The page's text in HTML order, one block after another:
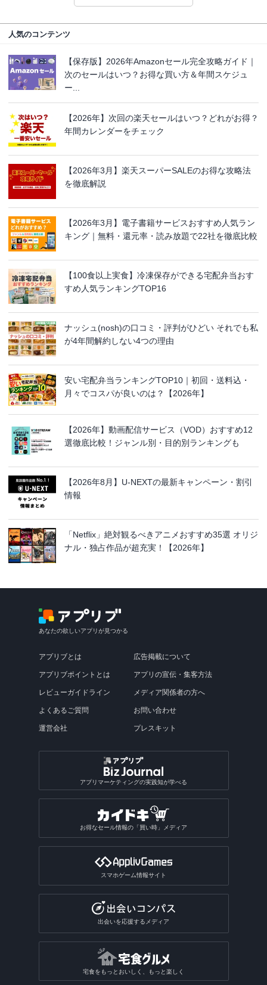
人気のコンテンツ
【保存版】2026年Amazonセール完全攻略ガイド｜
次のセールはいつ？お得な買い方＆年間スケジュ
ー...
【2026年】次回の楽天セールはいつ？どれがお得？
年間カレンダーをチェック
【2026年3月】楽天スーパーSALEのお得な攻略法
を徹底解説
【2026年3月】電子書籍サービスおすすめ人気ラン
キング｜無料・還元率・読み放題で22社を徹底比較
【100食以上実食】冷凍保存ができる宅配弁当おす
すめ人気ランキングTOP16
ナッシュ(nosh)の口コミ・評判がひどい それでも私
が4年間解約しない4つの理由
安い宅配弁当ランキングTOP10｜初回・送料込・
月々でコスパが良いのは？【2026年】
【2026年】動画配信サービス（VOD）おすすめ12
選徹底比較！ジャンル別・目的別ランキングも
【2026年8月】U-NEXTの最新キャンペーン・割引
情報
「Netflix」絶対観るべきアニメおすすめ35選 オリジ
ナル・独占作品が超充実！【2026年】
あなたの欲しいアプリが見つかる
アプリブとは
アプリブポイントとは
レビューガイドライン
よくあるご質問
運営会社
広告掲載について
アプリの宣伝・集客方法
メディア関係者の方へ
お問い合わせ
プレスキット
アプリマーケティングの実践知が学べる
お得なセール情報の「買い時」メディア
スマホゲーム情報サイト
出会いを応援するメディア
宅食をもっとおいしく、もっと楽しく